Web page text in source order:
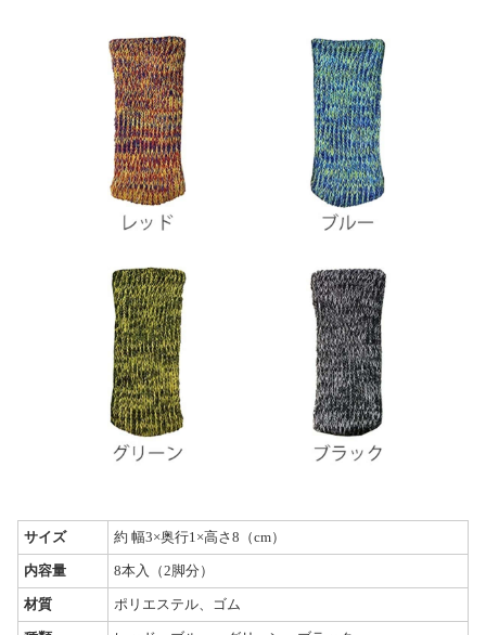
サイズ 約 幅3×奥行1×高さ8（cm）
内容量 8本入（2脚分）
材質 ポリエステル、ゴム